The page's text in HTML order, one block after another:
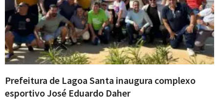
Prefeitura de Lagoa Santa inaugura complexo
esportivo José Eduardo Daher